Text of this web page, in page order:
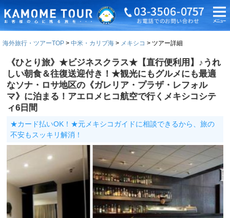
海外旅行・ツアーTOP 中米・カリブ海 メキシコ ツアー詳細
《ひとり旅》★ビジネスクラス★【直行便利用】♪うれ
しい朝食＆往復送迎付き！★観光にもグルメにも最適
なソナ・ロサ地区の《ガレリア・プラザ・レフォル
マ》に泊まる！アエロメヒコ航空で行くメキシコシテ
ィ6日間
★カード払いOK！★元メキシコガイドに相談できるから、旅の
不安もスッキリ解消！